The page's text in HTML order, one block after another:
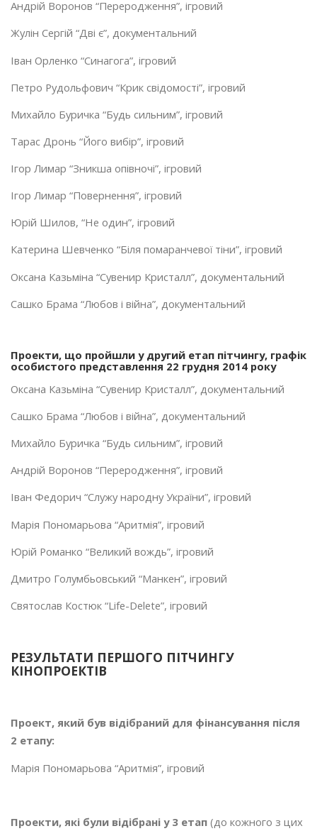
Андрій Воронов “Переродження”, ігровий
Жулін Сергій “Дві є”, документальний
Іван Орленко “Синагога”, ігровий
Петро Рудольфович “Крик свідомості”, ігровий
Михайло Буричка “Будь сильним”, ігровий
Тарас Дронь “Його вибір”, ігровий
Ігор Лимар “Зникша опівночі”, ігровий
Ігор Лимар “Повернення”, ігровий
Юрій Шилов, “Не один”, ігровий
Катерина Шевченко “Біля помаранчевої тіни”, ігровий
Оксана Казьміна “Сувенир Кристалл”, документальний
Сашко Брама “Любов і війна”, документальний
Проекти, що пройшли у другий етап пітчингу, графік
особистого представлення 22 грудня 2014 року
Оксана Казьміна “Сувенир Кристалл”, документальний
Сашко Брама “Любов і війна”, документальний
Михайло Буричка “Будь сильним”, ігровий
Андрій Воронов “Переродження”, ігровий
Іван Федорич “Служу народну України”, ігровий
Марія Пономарьова “Аритмія”, ігровий
Юрій Романко “Великий вождь”, ігровий
Дмитро Голумбьовський “Манкен”, ігровий
Святослав Костюк “Life-Delete”, ігровий
РЕЗУЛЬТАТИ ПЕРШОГО ПІТЧИНГУ
КІНОПРОЕКТІВ
Проект, який був відібраний для фінансування після
2 етапу:
Марія Пономарьова “Аритмія”, ігровий
Проекти, які були відібрані у 3 етап (до кожного з цих